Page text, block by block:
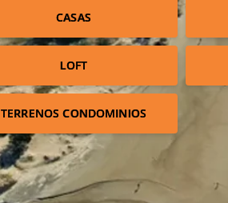
CASAS
LOFT
TERRENOS CONDOMINIOS